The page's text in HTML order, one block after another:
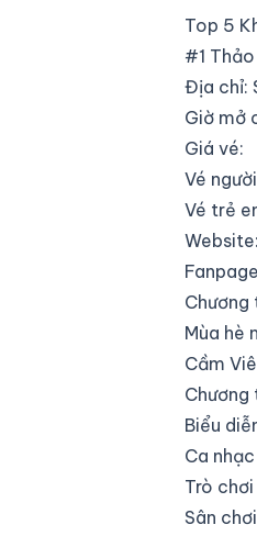
Top 5
#1
Địa chỉ:
Giờ mở
Giá vé:
Vé
Vé trẻ
Website:
Chương
Mùa hè
Cầm
Chương
Biểu
Ca
Trò
Sân